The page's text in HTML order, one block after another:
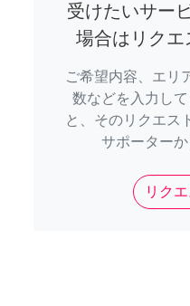
受けたいサー
場合はリクエ
ご希望内容、エリ
数などを入力し
と、そのリクエス
サポーターか
リク